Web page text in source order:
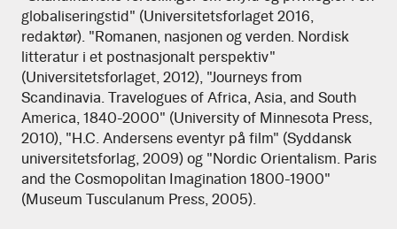
globaliseringstid" (Universitetsforlaget 2016,
redaktør). "Romanen, nasjonen og verden. Nordisk
litteratur i et postnasjonalt perspektiv"
(Universitetsforlaget, 2012), "Journeys from
Scandinavia. Travelogues of Africa, Asia, and South
America, 1840-2000" (University of Minnesota Press,
2010), "H.C. Andersens eventyr på film" (Syddansk
universitetsforlag, 2009) og "Nordic Orientalism. Paris
and the Cosmopolitan Imagination 1800-1900"
(Museum Tusculanum Press, 2005).